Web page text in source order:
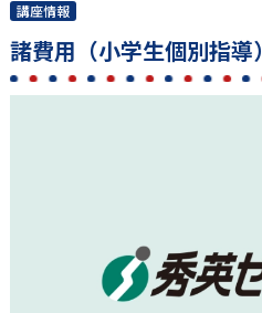
講座情報
諸費用（小学生個別指導）